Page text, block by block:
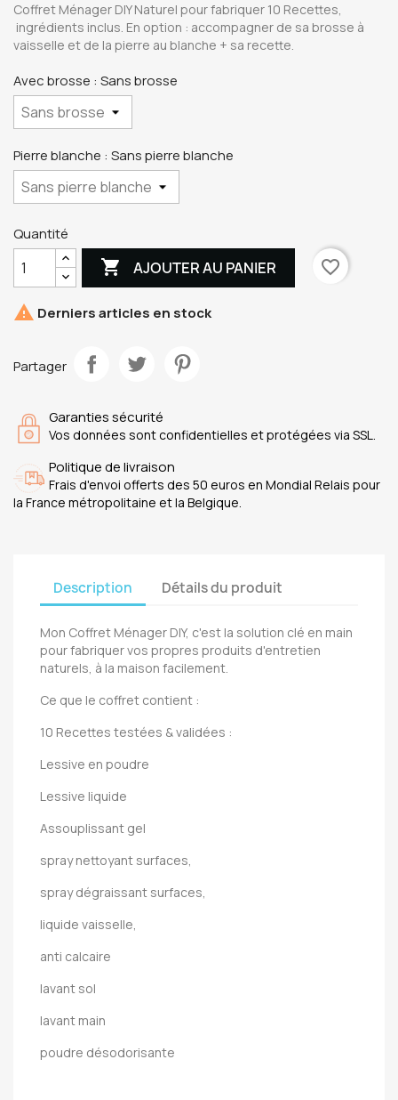
Coffret Ménager DIY Naturel pour fabriquer 10 Recettes,
ingrédients inclus. En option : accompagner de sa brosse à
vaisselle et de la pierre au blanche + sa recette.
Avec brosse : Sans brosse
Pierre blanche : Sans pierre blanche
Quantité
 AJOUTER AU PANIER favorite_border
 Derniers articles en stock
Partager
Garanties sécurité
Vos données sont confidentielles et protégées via SSL.
Politique de livraison
Frais d'envoi offerts des 50 euros en Mondial Relais pour
la France métropolitaine et la Belgique.
Description Détails du produit
Mon Coffret Ménager DIY, c'est la solution clé en main
pour fabriquer vos propres produits d'entretien
naturels, à la maison facilement.
Ce que le coffret contient :
10 Recettes testées & validées :
Lessive en poudre
Lessive liquide
Assouplissant gel
spray nettoyant surfaces,
spray dégraissant surfaces,
liquide vaisselle,
anti calcaire
lavant sol
lavant main
poudre désodorisante